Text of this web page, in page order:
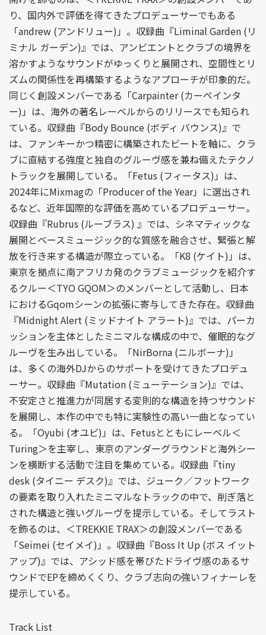
り、国内外で評価を得てきたプロデューサーでもある
「andrew (アンドリュー)」。収録曲『Liminal Garden (リ
ミナル ガーデン)』では、アンビエントとクラブの境界を
溶かすようなサウンドがゆっくりと展開され、空間性とリ
ズムの関係性を再構築するようなアプローチが印象的だ。
同じく創設メンバーである「Carpainter (カーペインタ
ー)」は、海外の著名レーベルからのリリースでも知られ
ている。収録曲『Body Bounce (ボディ バウンス)』で
は、ファンキーかつ精密に構築されたビートを軸に、クラ
ブに直結する強度と独自のグルーヴ感を兼ね備えたテクノ
トラックを展開している。「Fetus (フィータス)」は、
2024年にMixmagの「Producer of the Year」に選出され
るなど、近年国際的な評価を高めているプロデューサー。
収録曲『Rubrus (ルーブラス) 』では、シネマティックな
展開とベースミュージック的な質感を融合させ、緊張と解
放を行き来する構造が際立っている。「K8 (ケイト)」は、
東京を拠点に南アフリカ発のクラブミュージックを紹介す
るクルー＜TYO GQOM＞のメンバーとして活動し、日本
におけるGqomシーンの拡張に寄与してきた存在。収録曲
『Midnight Alert (ミッドナイト アラート)』では、パーカ
ッションを主体としたミニマルな構成の中で、催眠的なグ
ルーヴを生み出している。「NirBorna (ニルボーナ)」
は、多くの海外DJからのサポートを受けてきたプロデュ
ーサー。収録曲『Mutation (ミューテーション)』では、
不安定さと推進力が同居する変則的な構造を持つサウンド
を展開し、本作の中でも特に実験性の高い一曲となってい
る。「Oyubi (オユビ)」は、Fetusとともにレーベル＜
Turing＞を主宰し、東京のアンダーグラウンドと海外シー
ンを横断する活動で注目を集めている。収録曲『tiny
desk (タイニー デスク)』では、ジューク／フットワーク
の要素を取り入れたミニマルなトラックの中で、削ぎ落と
された構造と強いグルーヴを提示している。そしてラスト
を飾るのは、＜TREKKIE TRAX＞の創設メンバーである
「Seimei (セイメイ)」。収録曲『Boss It Up (ボス イット
アップ)』では、アシッド感を帯びたドライヴ感のあるサ
ウンドでEPを締めくくり、クラブ志向の強いフィナーレを
提示している。
Track List